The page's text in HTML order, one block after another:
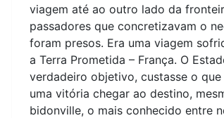
viagem até ao outro lado da
passadores que concretizavam o
foram presos. Era uma viagem
a Terra Prometida – França. O
verdadeiro objetivo, custasse o
uma vitória chegar ao destino,
bidonville, o mais conhecido entre